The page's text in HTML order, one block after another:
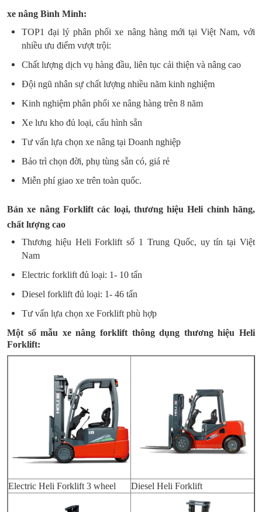
xe nâng Bình Minh:
TOP1 đại lý phân phối xe nâng hàng mới tại Việt Nam, với
nhiều ưu điểm vượt trội:
Chất lượng dịch vụ hàng đầu, liên tục cải thiện và nâng cao
Đội ngũ nhân sự chất lượng nhiều năm kinh nghiệm
Kinh nghiệm phân phối xe nâng hàng trên 8 năm
Xe lưu kho đủ loại, cấu hình sẵn
Tư vấn lựa chọn xe nâng tại Doanh nghiệp
Bảo trì chọn đời, phụ tùng sẵn có, giá rẻ
Miễn phí giao xe trên toàn quốc.
Bán xe nâng Forklift các loại, thương hiệu Heli chính hãng,
chất lượng cao
Thương hiệu Heli Forklift số 1 Trung Quốc, uy tín tại Việt
Nam
Electric forklift đủ loại: 1- 10 tấn
Diesel forklift đủ loại: 1- 46 tấn
Tư vấn lựa chọn xe Forklift phù hợp
Một số mẫu xe nâng forklift thông dụng thương hiệu Heli
Forklift:
Electric Heli Forklift 3 wheel Diesel Heli Forklift